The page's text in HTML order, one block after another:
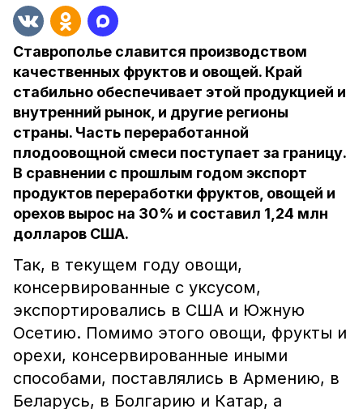
Ставрополье славится производством
качественных фруктов и овощей. Край
стабильно обеспечивает этой продукцией и
внутренний рынок, и другие регионы
страны. Часть переработанной
плодоовощной смеси поступает за границу.
В сравнении с прошлым годом экспорт
продуктов переработки фруктов, овощей и
орехов вырос на 30% и составил 1,24 млн
долларов США.
Так, в текущем году овощи,
консервированные с уксусом,
экспортировались в США и Южную
Осетию. Помимо этого овощи, фрукты и
орехи, консервированные иными
способами, поставлялись в Армению, в
Беларусь, в Болгарию и Катар, а